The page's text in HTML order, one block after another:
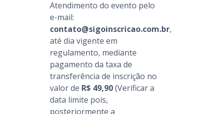
Atendimento do evento pelo
e-mail:
contato@sigoinscricao.com.br,
até dia vigente em
regulamento, mediante
pagamento da taxa de
transferência de inscrição no
valor de R$ 49,90(Verificar a
data limite pois,
posteriormente a